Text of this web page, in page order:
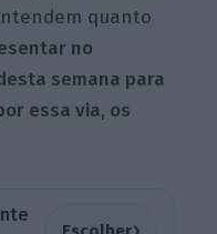
quanto
no
semana para
essa via, os